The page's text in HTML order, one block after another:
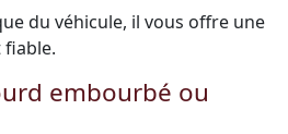
du véhicule, il vous offre une
embourbé ou